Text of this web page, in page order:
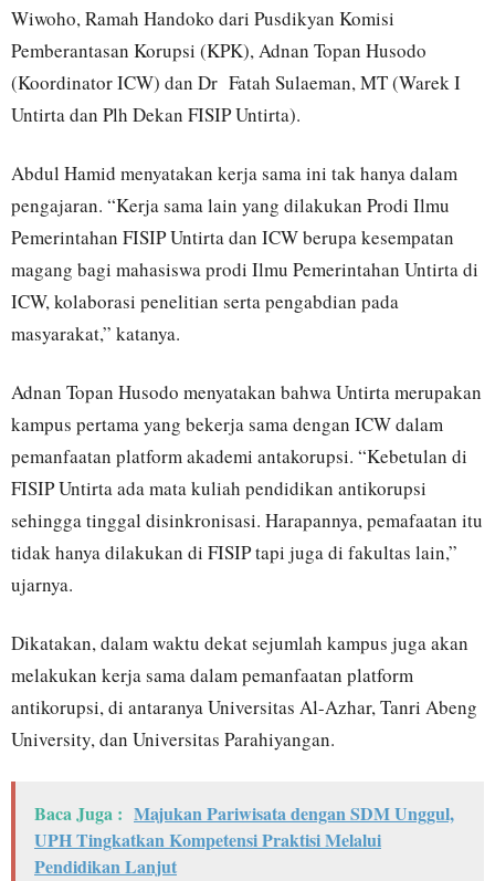
Wiwoho, Ramah Handoko dari Pusdikyan Komisi
Pemberantasan Korupsi (KPK), Adnan Topan Husodo
(Koordinator ICW) dan Dr Fatah Sulaeman, MT (Warek I
Untirta dan Plh Dekan FISIP Untirta).
Abdul Hamid menyatakan kerja sama ini tak hanya dalam
pengajaran. “Kerja sama lain yang dilakukan Prodi Ilmu
Pemerintahan FISIP Untirta dan ICW berupa kesempatan
magang bagi mahasiswa prodi Ilmu Pemerintahan Untirta di
ICW, kolaborasi penelitian serta pengabdian pada
masyarakat,” katanya.
Adnan Topan Husodo menyatakan bahwa Untirta merupakan
kampus pertama yang bekerja sama dengan ICW dalam
pemanfaatan platform akademi antakorupsi. “Kebetulan di
FISIP Untirta ada mata kuliah pendidikan antikorupsi
sehingga tinggal disinkronisasi. Harapannya, pemafaatan itu
tidak hanya dilakukan di FISIP tapi juga di fakultas lain,”
ujarnya.
Dikatakan, dalam waktu dekat sejumlah kampus juga akan
melakukan kerja sama dalam pemanfaatan platform
antikorupsi, di antaranya Universitas Al-Azhar, Tanri Abeng
University, dan Universitas Parahiyangan.
Baca Juga : Majukan Pariwisata dengan SDM Unggul,
UPH Tingkatkan Kompetensi Praktisi Melalui
Pendidikan Lanjut